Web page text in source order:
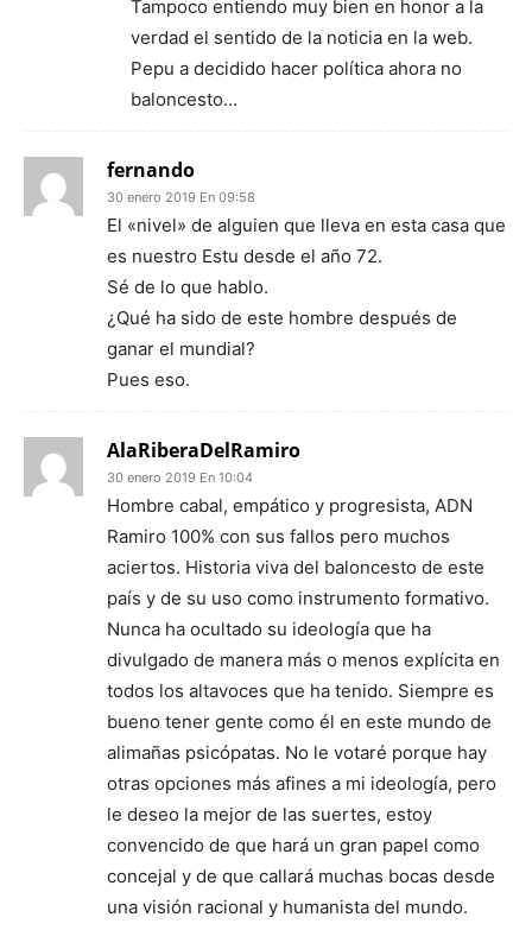
Tampoco entiendo muy bien en honor a la
verdad el sentido de la noticia en la web.
Pepu a decidido hacer política ahora no
baloncesto…
fernando
30 enero 2019 En 09:58
El «nivel» de alguien que lleva en esta casa que
es nuestro Estu desde el año 72.
Sé de lo que hablo.
¿Qué ha sido de este hombre después de
ganar el mundial?
Pues eso.
AlaRiberaDelRamiro
30 enero 2019 En 10:04
Hombre cabal, empático y progresista, ADN
Ramiro 100% con sus fallos pero muchos
aciertos. Historia viva del baloncesto de este
país y de su uso como instrumento formativo.
Nunca ha ocultado su ideología que ha
divulgado de manera más o menos explícita en
todos los altavoces que ha tenido. Siempre es
bueno tener gente como él en este mundo de
alimañas psicópatas. No le votaré porque hay
otras opciones más afines a mi ideología, pero
le deseo la mejor de las suertes, estoy
convencido de que hará un gran papel como
concejal y de que callará muchas bocas desde
una visión racional y humanista del mundo.